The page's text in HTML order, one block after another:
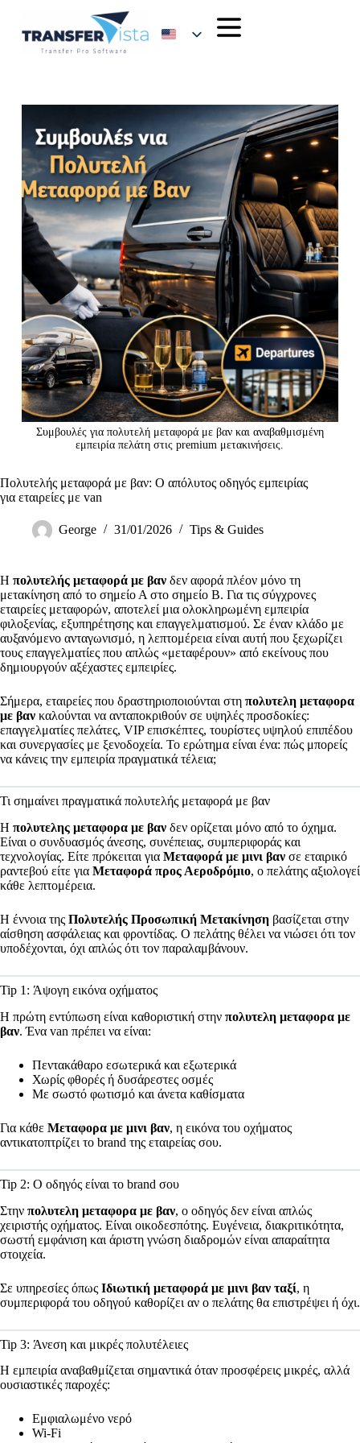
Συμβουλές για πολυτελή μεταφορά με βαν και αναβαθμισμένη
εμπειρία πελάτη στις premium μετακινήσεις.
Πολυτελής μεταφορά με βαν: Ο απόλυτος οδηγός εμπειρίας
για εταιρείες με van
George 31/01/2026 Tips & Guides
Η πολυτελής μεταφορά με βαν δεν αφορά πλέον μόνο τη
μετακίνηση από το σημείο Α στο σημείο Β. Για τις σύγχρονες
εταιρείες μεταφορών, αποτελεί μια ολοκληρωμένη εμπειρία
φιλοξενίας, εξυπηρέτησης και επαγγελματισμού. Σε έναν κλάδο με
αυξανόμενο ανταγωνισμό, η λεπτομέρεια είναι αυτή που ξεχωρίζει
τους επαγγελματίες που απλώς «μεταφέρουν» από εκείνους που
δημιουργούν αξέχαστες εμπειρίες.
Σήμερα, εταιρείες που δραστηριοποιούνται στη πολυτελη μεταφορα
με βαν καλούνται να ανταποκριθούν σε υψηλές προσδοκίες:
επαγγελματίες πελάτες, VIP επισκέπτες, τουρίστες υψηλού επιπέδου
και συνεργασίες με ξενοδοχεία. Το ερώτημα είναι ένα: πώς μπορείς
να κάνεις την εμπειρία πραγματικά τέλεια;
Τι σημαίνει πραγματικά πολυτελής μεταφορά με βαν
Η πολυτελης μεταφορα με βαν δεν ορίζεται μόνο από το όχημα.
Είναι ο συνδυασμός άνεσης, συνέπειας, συμπεριφοράς και
τεχνολογίας. Είτε πρόκειται για Μεταφορά με μινι βαν σε εταιρικό
ραντεβού είτε για Μεταφορά προς Αεροδρόμιο, ο πελάτης αξιολογεί
κάθε λεπτομέρεια.
Η έννοια της Πολυτελής Προσωπική Μετακίνηση βασίζεται στην
αίσθηση ασφάλειας και φροντίδας. Ο πελάτης θέλει να νιώσει ότι τον
υποδέχονται, όχι απλώς ότι τον παραλαμβάνουν.
Tip 1: Άψογη εικόνα οχήματος
Η πρώτη εντύπωση είναι καθοριστική στην πολυτελη μεταφορα με
βαν. Ένα van πρέπει να είναι:
Πεντακάθαρο εσωτερικά και εξωτερικά
Χωρίς φθορές ή δυσάρεστες οσμές
Με σωστό φωτισμό και άνετα καθίσματα
Για κάθε Μεταφορα με μινι βαν, η εικόνα του οχήματος
αντικατοπτρίζει το brand της εταιρείας σου.
Tip 2: Ο οδηγός είναι το brand σου
Στην πολυτελη μεταφορα με βαν, ο οδηγός δεν είναι απλώς
χειριστής οχήματος. Είναι οικοδεσπότης. Ευγένεια, διακριτικότητα,
σωστή εμφάνιση και άριστη γνώση διαδρομών είναι απαραίτητα
στοιχεία.
Σε υπηρεσίες όπως Ιδιωτική μεταφορά με μινι βαν ταξί, η
συμπεριφορά του οδηγού καθορίζει αν ο πελάτης θα επιστρέψει ή όχι.
Tip 3: Άνεση και μικρές πολυτέλειες
Η εμπειρία αναβαθμίζεται σημαντικά όταν προσφέρεις μικρές, αλλά
ουσιαστικές παροχές:
Εμφιαλωμένο νερό
Wi‑Fi